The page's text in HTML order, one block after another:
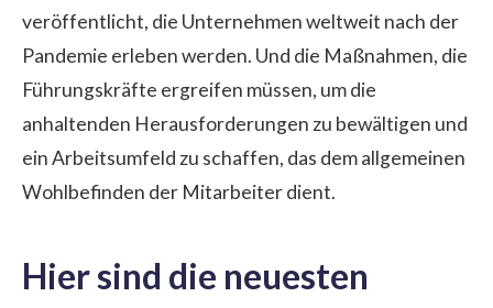
veröffentlicht, die Unternehmen weltweit nach der
Pandemie erleben werden. Und die Maßnahmen, die
Führungskräfte ergreifen müssen, um die
anhaltenden Herausforderungen zu bewältigen und
ein Arbeitsumfeld zu schaffen, das dem allgemeinen
Wohlbefinden der Mitarbeiter dient.
Hier sind die neuesten